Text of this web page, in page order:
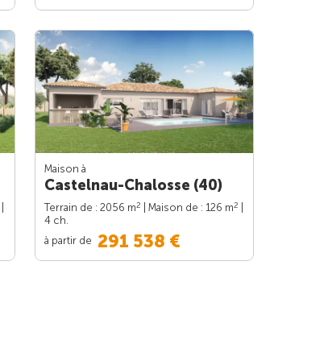
Maison à
Castelnau-Chalosse (40)
Terrain de : 2056 m2 | Maison de : 126 m2
4 ch.
à partir de 291 538 €